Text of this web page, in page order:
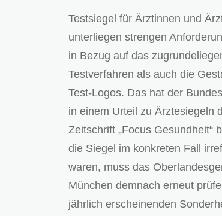
Testsiegel für Ärztinnen und
unterliegen strengen
in Bezug auf das
Testverfahren als auch die
Test-Logos. Das hat der
in einem Urteil zu Ärztesiegeln
Zeitschrift „Focus Gesundheit“
die Siegel im konkreten Fall
waren, muss das
München demnach erneut
jährlich erscheinenden